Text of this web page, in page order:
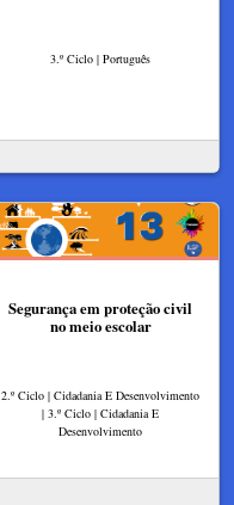
3.º Ciclo | Português
Segurança em proteção civil
no meio escolar
2.º Ciclo | Cidadania E Desenvolvimento
| 3.º Ciclo | Cidadania E
Desenvolvimento